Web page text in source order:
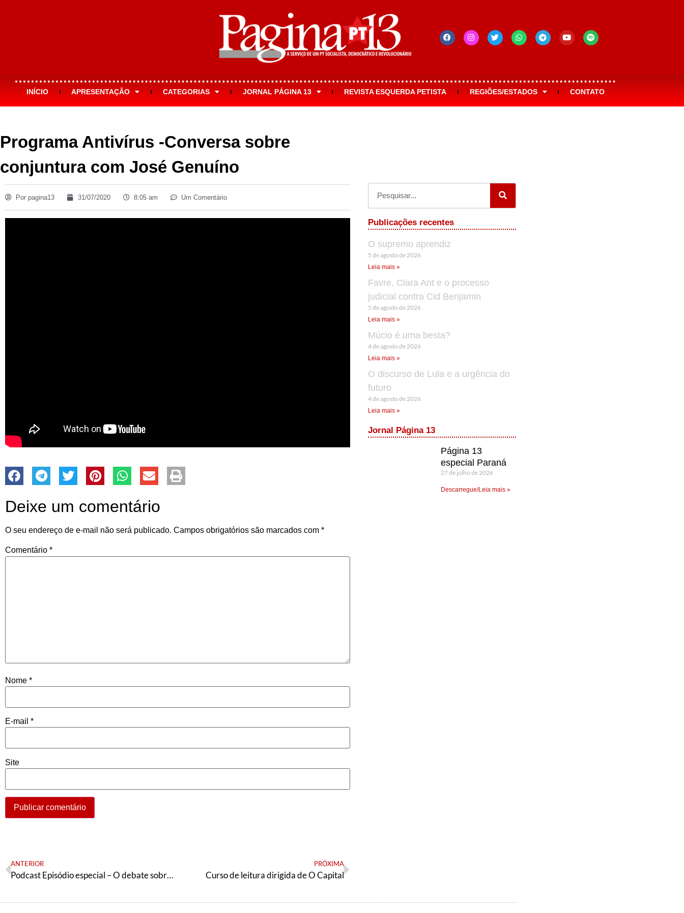
INÍCIO APRESENTAÇÃO CATEGORIAS JORNAL PÁGINA 13 REVISTA ESQUERDA PETISTA REGIÕES/ESTADOS CONTATO
Programa Antivírus -Conversa sobre
conjuntura com José Genuíno
Por pagina13 31/07/2020 8:05 am Um Comentário
Deixe um comentário
O seu endereço de e-mail não será publicado. Campos obrigatórios são marcados com *
Comentário *
Nome *
E-mail *
Site
ANTERIOR
Podcast Episódio especial – O debate sobre o fundo eleitoral no PT
PRÓXIMA
Curso de leitura dirigida de O Capital
Publicações recentes
O supremo aprendiz
5 de agosto de 2026
Leia mais »
Favre, Clara Ant e o processo
judicial contra Cid Benjamin
5 de agosto de 2026
Leia mais »
Múcio é uma besta?
4 de agosto de 2026
Leia mais »
O discurso de Lula e a urgência do
futuro
4 de agosto de 2026
Leia mais »
Jornal Página 13
Página 13
especial Paraná
27 de julho de 2026
Descarregue/Leia mais »